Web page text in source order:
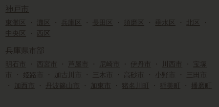
神戸市
東灘区 ・ 灘区 ・ 兵庫区 ・ 長田区 ・ 須磨区 ・ 垂水区 ・ 北区
・
中央区
・ 西区
兵庫県市部
明石市 ・ 西宮市 ・ 芦屋市 ・ 尼崎市 ・ 伊丹市 ・ 川西市 ・
宝塚
・ 姫路市 ・ 加古川市 ・ 三木市 ・ 高砂市 ・ 小野市 ・
三田市
・ 加西市 ・ 丹波篠山市 ・ 加東市 ・ 猪名川町 ・ 稲美町 ・ 播磨町